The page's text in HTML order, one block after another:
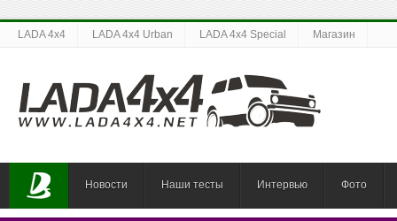
LADA 4x4 LADA 4x4 Urban LADA 4x4 Special Магазин
Новости Наши тесты Интервью Фото